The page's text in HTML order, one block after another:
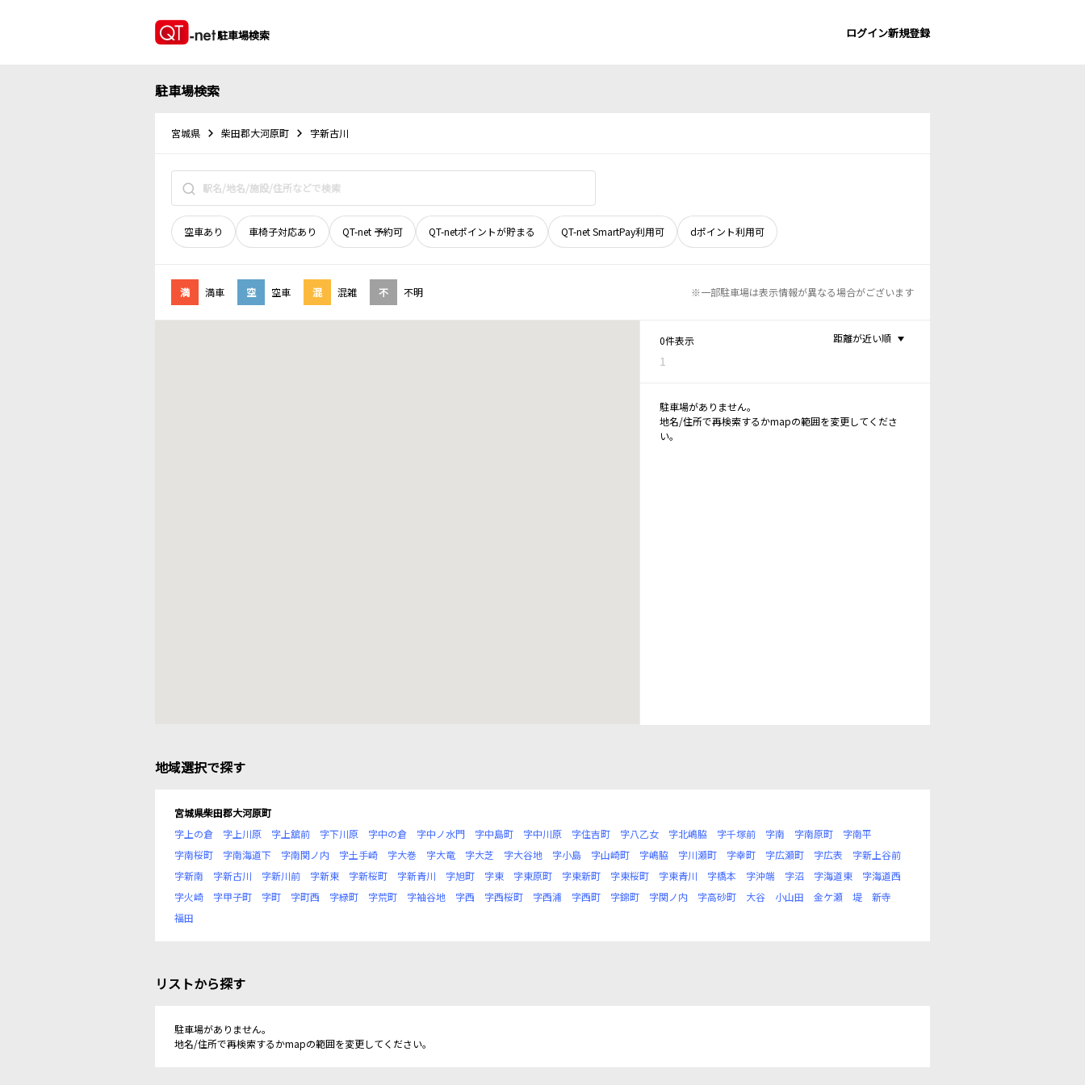
駐車場検索 ログイン新規登録
駐車場検索
宮城県 柴田郡大河原町 字新古川
空車あり 車椅子対応あり QT-net 予約可 QT-netポイントが貯まる QT-net SmartPay利用可 dポイント利用可
満 満車 空 空車 混 混雑 不 不明 ※一部駐車場は表示情報が異なる場合がございます
0件表示
1
距離が近い順
駐車場がありません。
地名/住所で再検索するかmapの範囲を変更してくださ
い。
地域選択で探す
宮城県柴田郡大河原町
字上の倉
字上川原 字上舘前 字下川原 字中の倉 字中ノ水門 字中島町 字中川原 字住吉町 字八乙女 字北嶋脇 字千塚前 字南 字南原町
字南平
字南桜町
字南海道下 字南関ノ内 字土手崎 字大巻 字大竜 字大芝 字大谷地 字小島 字山崎町 字嶋脇 字川瀬町 字幸町 字広瀬町 字広表
字新上谷前
字新南
字新古川 字新川前 字新東 字新桜町 字新青川 字旭町 字東 字東原町 字東新町 字東桜町 字東青川 字橋本 字沖端 字沼 字海道東
字海道西
字火崎
字甲子町 字町 字町西 字緑町 字荒町 字袖谷地 字西 字西桜町 字西浦 字西町 字錦町 字関ノ内 字高砂町 大谷 小山田 金ケ瀬 堤
新寺
福田
リストから探す
駐車場がありません。
地名/住所で再検索するかmapの範囲を変更してください。